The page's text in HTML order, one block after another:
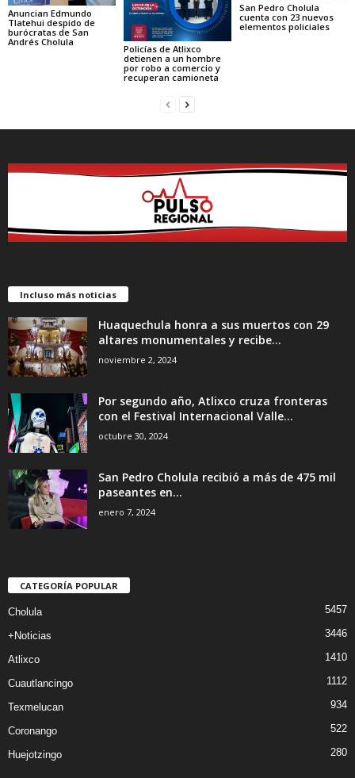
Anuncian Edmundo
Tlatehui despido de
burócratas de San
Andrés Cholula
Policías de Atlixco
detienen a un hombre
por robo a comercio y
recuperan camioneta
San Pedro Cholula
cuenta con 23 nuevos
elementos policiales
Incluso más noticias
Huaquechula honra a sus muertos con 29
altares monumentales y recibe...
noviembre 2, 2024
Por segundo año, Atlixco cruza fronteras
con el Festival Internacional Valle...
octubre 30, 2024
San Pedro Cholula recibió a más de 475 mil
paseantes en...
enero 7, 2024
CATEGORÍA POPULAR
Cholula 5457
+Noticias 3446
Atlixco 1410
Cuautlancingo 1112
Texmelucan 934
Coronango 522
Huejotzingo 280